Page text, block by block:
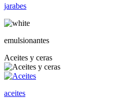
jarabes
emulsionantes
Aceites y ceras
aceites